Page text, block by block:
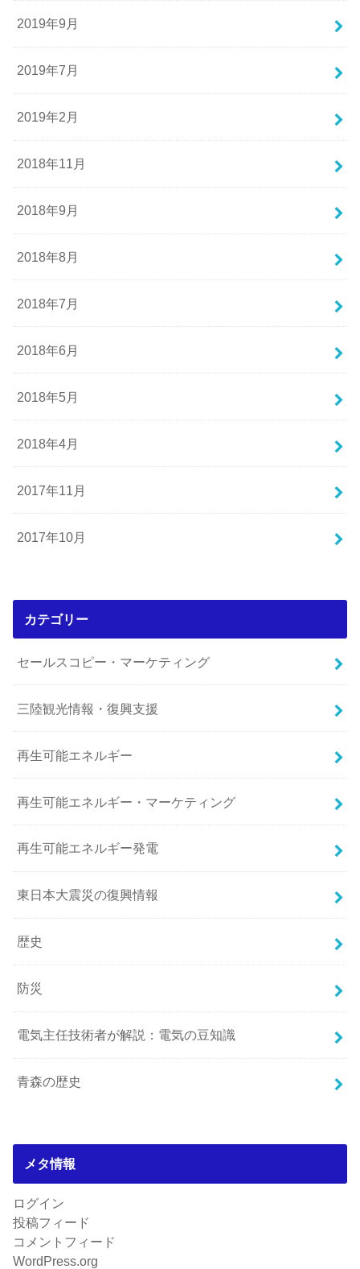
2019年9月
2019年7月
2019年2月
2018年11月
2018年9月
2018年8月
2018年7月
2018年6月
2018年5月
2018年4月
2017年11月
2017年10月
カテゴリー
セールスコピー・マーケティング
三陸観光情報・復興支援
再生可能エネルギー
再生可能エネルギー・マーケティング
再生可能エネルギー発電
東日本大震災の復興情報
歴史
防災
電気主任技術者が解説：電気の豆知識
青森の歴史
メタ情報
ログイン
投稿フィード
コメントフィード
WordPress.org